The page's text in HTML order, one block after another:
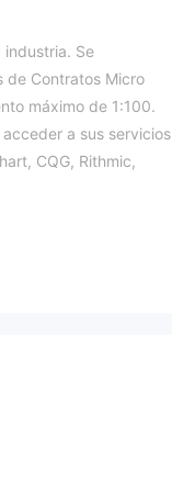
industria. Se
de Contratos Micro
máximo de 1:100.
a sus servicios
CQG, Rithmic,
es importante